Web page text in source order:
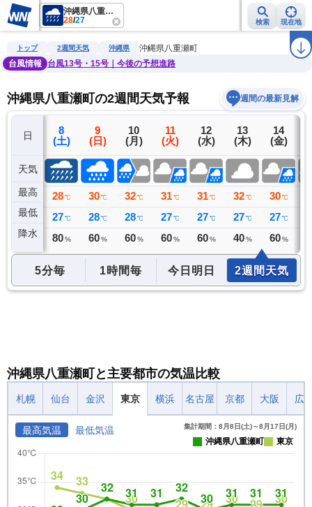
沖縄県八重瀬町
28/27 検索 現在地
雨雲レーダー 台風情報 地震情報 警報・注意報 ラ
トップ 2週間天気 沖縄県
沖縄県八重瀬町
台風情報
台風13号・15号｜今後の予想進路
沖縄県八重瀬町の2週間天気予報 週間の最新見解
日
天気
最高
最低
降水
7
(金)
28 ℃
26 ℃
48ミリ
8
(土)
28 ℃
27 ℃
80 %
9
(日)
30 ℃
28 ℃
60 %
10
(月)
32 ℃
28 ℃
60 %
11
(火)
31 ℃
27 ℃
60 %
12
(水)
31 ℃
27 ℃
60 %
13
(木)
32 ℃
27 ℃
40 %
14
(金)
30 ℃
27 ℃
60 %
5分毎 1時間毎 今日明日 2週間天気
沖縄県八重瀬町と主要都市の気温比較
札幌 仙台 金沢 東京 横浜 名古屋 京都 大阪 広
最高気温 最低気温 集計期間：8月8日(土)～8月17日(月)
沖縄県八重瀬町 東京